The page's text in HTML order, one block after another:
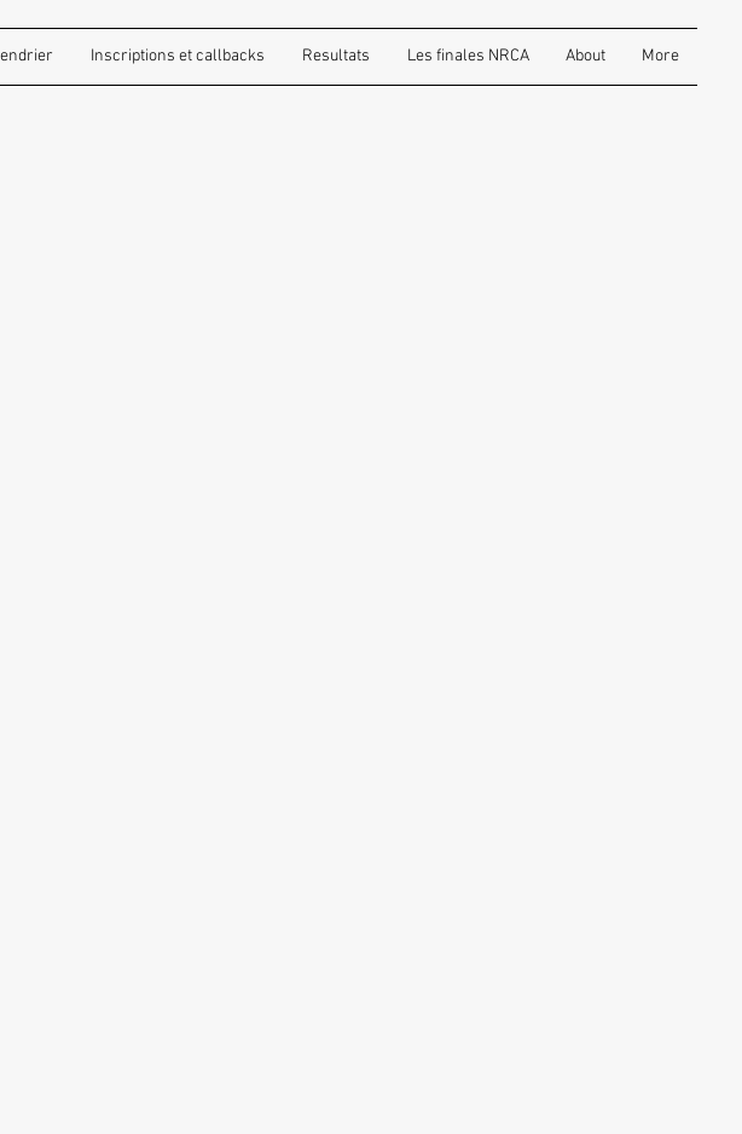
Inscriptions et callbacks Resultats Les finales NRCA About More